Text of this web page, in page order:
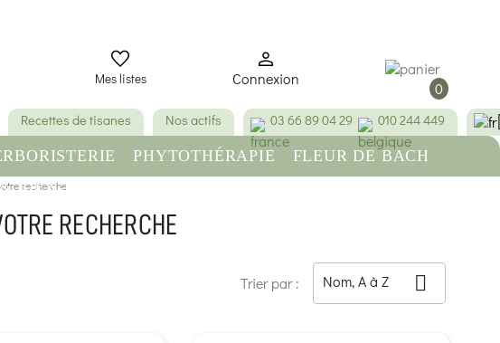
Mes listes Connexion
0
Recettes de tisanes Nos actifs 03 66 89 04 29 010 244 449
PHYTOTHÉRAPIE
FLEUR DE BACH
BIEN-ÊTRE
recherche
RECHERCHE
Trier par : Nom, A à Z 